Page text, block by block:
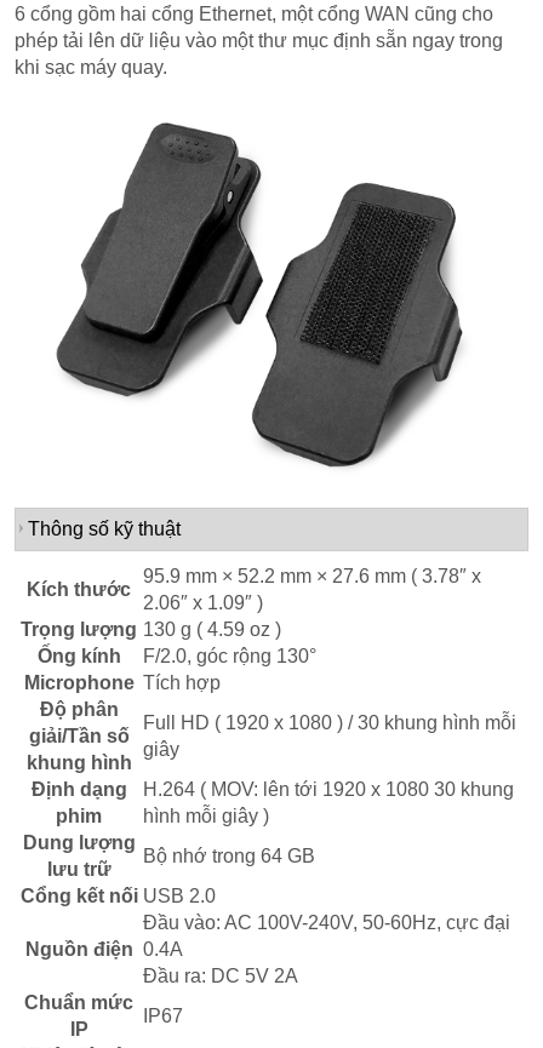
6 cổng gồm hai cổng Ethernet, một cổng WAN cũng cho
phép tải lên dữ liệu vào một thư mục định sẵn ngay trong
khi sạc máy quay.
Thông số kỹ thuật
Kích thước
95.9 mm × 52.2 mm × 27.6 mm ( 3.78″ x
2.06″ x 1.09″ )
Trọng lượng 130 g ( 4.59 oz )
Ống kính
F/2.0, góc rộng 130°
Microphone Tích hợp
Độ phân
giải/Tần số
khung hình
Full HD ( 1920 x 1080 ) / 30 khung hình mỗi
giây
Định dạng
phim
H.264 ( MOV: lên tới 1920 x 1080 30 khung
hình mỗi giây )
Dung lượng
lưu trữ
Bộ nhớ trong 64 GB
Cổng kết nối USB 2.0
Nguồn điện
Đầu vào: AC 100V-240V, 50-60Hz, cực đại
0.4A
Đầu ra: DC 5V 2A
Chuẩn mức
IP
IP67